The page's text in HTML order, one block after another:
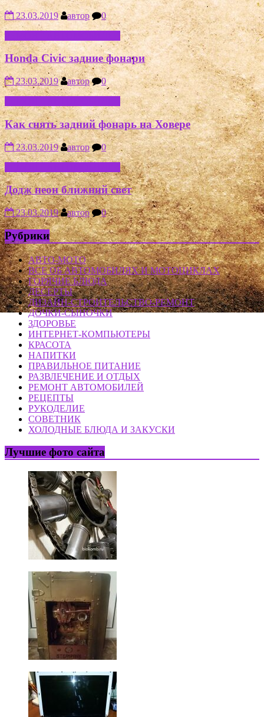
23.03.2019 автор
0
Honda Civic задние фонари
23.03.2019 автор
0
Как снять задний фонарь на Ховере
23.03.2019 автор
0
Додж неон ближний свет
23.03.2019 автор 0
Рубрики
АВТО-МОТО
ВСЕ ОБ АВТОМОБИЛЯХ И МОТОЦИКЛАХ
ГОРЯЧИЕ БЛЮДА
ДЕСЕРТЫ
ДИЗАЙН-СТРОИТЕЛЬСТВО-РЕМОНТ
ДОЧКИ-СЫНОЧКИ
ЗДОРОВЬЕ
ИНТЕРНЕТ-КОМПЬЮТЕРЫ
КРАСОТА
НАПИТКИ
ПРАВИЛЬНОЕ ПИТАНИЕ
РАЗВЛЕЧЕНИЕ И ОТДЫХ
РЕМОНТ АВТОМОБИЛЕЙ
РЕЦЕПТЫ
РУКОДЕЛИЕ
СОВЕТНИК
ХОЛОДНЫЕ БЛЮДА И ЗАКУСКИ
Лучшие фото сайта